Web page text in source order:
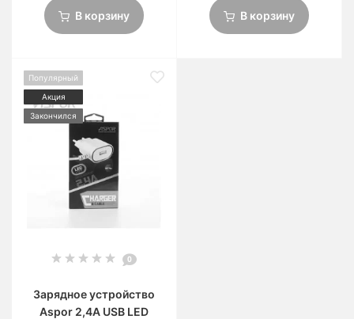
В корзину В корзину
Популярный
Акция
Закончился
0
Зарядное устройство
Aspor 2,4A USB LED